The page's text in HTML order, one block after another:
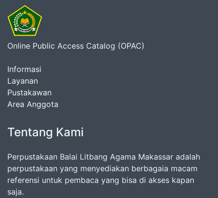
Online Public Access Catalog (OPAC)
Informasi
Layanan
Pustakawan
Area Anggota
Tentang Kami
Perpustakaan Balai Litbang Agama Makassar adalah
perpustakaan yang menyediakan berbagaia macam
referensi untuk pembaca yang bisa di akses kapan
saja.